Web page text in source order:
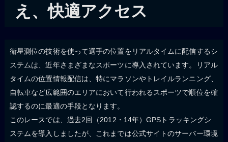
え、快適アクセス
衛星測位の技術を使って選手の位置をリアルタイムに配信するシ
ステムは、近年さまざまなスポーツに導入されています。リアル
タイムの位置情報配信は、特にマラソンやトレイルランニング、
自転車など広範囲のエリアにおいて行われるスポーツで順位を確
認するのに最適の手段となります。
このレースでは、過去2回（2012・14年）GPSトラッキングシ
ステムを導入しましたが、これまでは公式サイトのサーバー環境